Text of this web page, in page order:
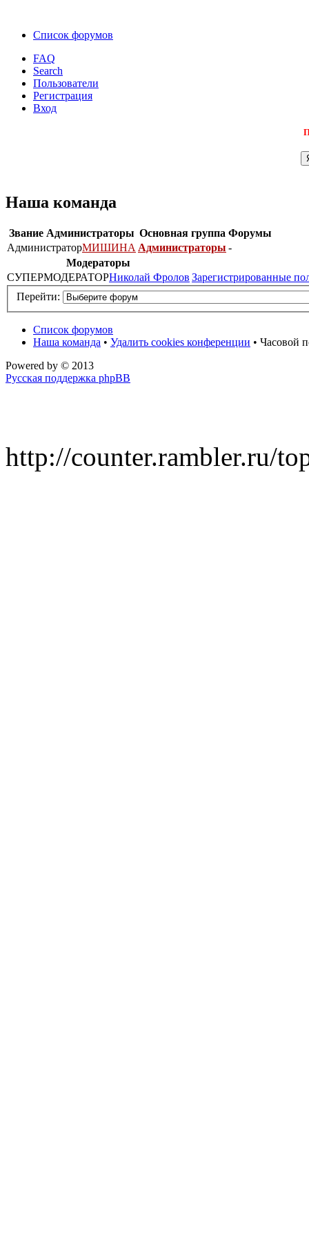
Список форумов
FAQ
Search
Пользователи
Регистрация
Вход
Наша команда
Звание Администраторы Основная группа Форумы
АдминистраторМИШИНА Администраторы -
Модераторы
СУПЕРМОДЕРАТОРНиколай Фролов Зарегистрированные
Перейти:
Список форумов
Наша команда • Удалить cookies конференции • Часовой
Powered by © 2013
Русская поддержка phpBB
http://counter.rambler.ru/